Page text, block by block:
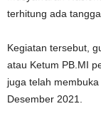
terhitung ada
Kegiatan tersebut,
atau Ketum PB.MI
juga telah
Desember 2021.